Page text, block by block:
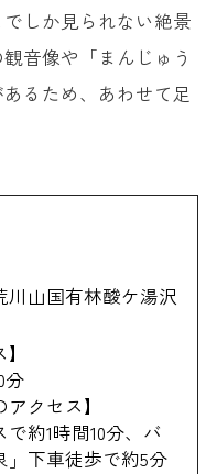
しか見られない絶景
音像や「まんじゅう
るため、あわせて足
川山国有林酸ケ湯沢
分
クセス】
約1時間10分、バ
」下車徒歩で約5分